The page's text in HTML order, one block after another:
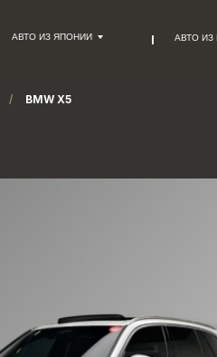
АВТО ИЗ ЯПОНИИ АВТО ИЗ
/ BMW X5